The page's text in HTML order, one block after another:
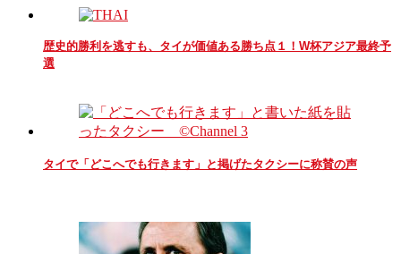
歴史的勝利を逃すも、タイが価値ある勝ち点１！W杯アジア最終予
選
タイで「どこへでも行きます」と掲げたタクシーに称賛の声